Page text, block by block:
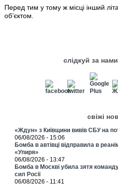
Перед тим у тому ж місці інший
об’єктом.
слідкуй за
свіжі
«Ждун» з Київщини вивів СБУ на
06/08/2026 - 15:06
Бомба в автівці відправила в
«Упиря»
06/08/2026 - 13:47
Бомба в Москві убила зятя
сил Росії
06/08/2026 - 11:41